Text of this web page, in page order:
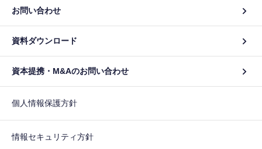
お問い合わせ
資料ダウンロード
資本提携・M&Aのお問い合わせ
個人情報保護方針
情報セキュリティ方針